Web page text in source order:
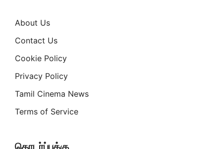
About Us
Contact Us
Cookie Policy
Privacy Policy
Tamil Cinema News
Terms of Service
தொடர்ப்புக்கு